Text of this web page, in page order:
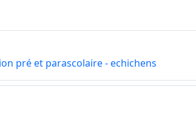
pré et parascolaire - echichens